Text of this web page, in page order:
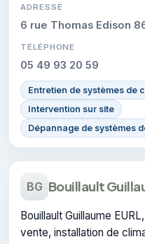
ADRESSE
6 rue Thomas Edison
TÉLÉPHONE
05 49 93 20 59
Entretien de systèmes de
Intervention sur site
Dépannage de systèmes
BG Bouillault
Bouillault Guillaume
vente, installation de